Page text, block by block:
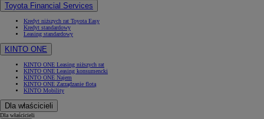
Toyota Financial Services
Kredyt niższych rat Toyota Easy
Kredyt standardowy
Leasing standardowy
KINTO ONE
KINTO ONE Leasing niższych rat
KINTO ONE Leasing konsumencki
KINTO ONE Najem
KINTO ONE Zarządzanie flotą
KINTO Mobility
Dla właścicieli
Dla właścicieli